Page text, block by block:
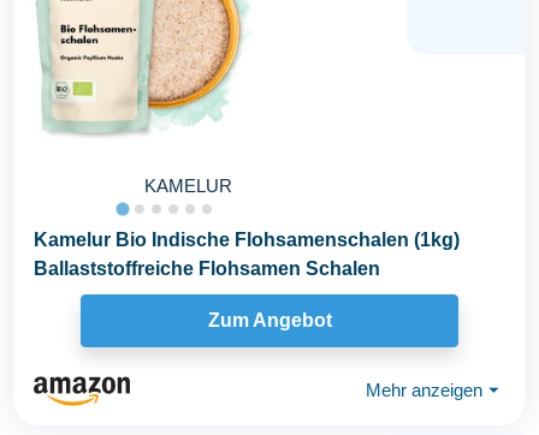
KAMELUR
Kamelur Bio Indische Flohsamenschalen (1kg)
Ballaststoffreiche Flohsamen Schalen
Zum Angebot
Mehr anzeigen ⏷